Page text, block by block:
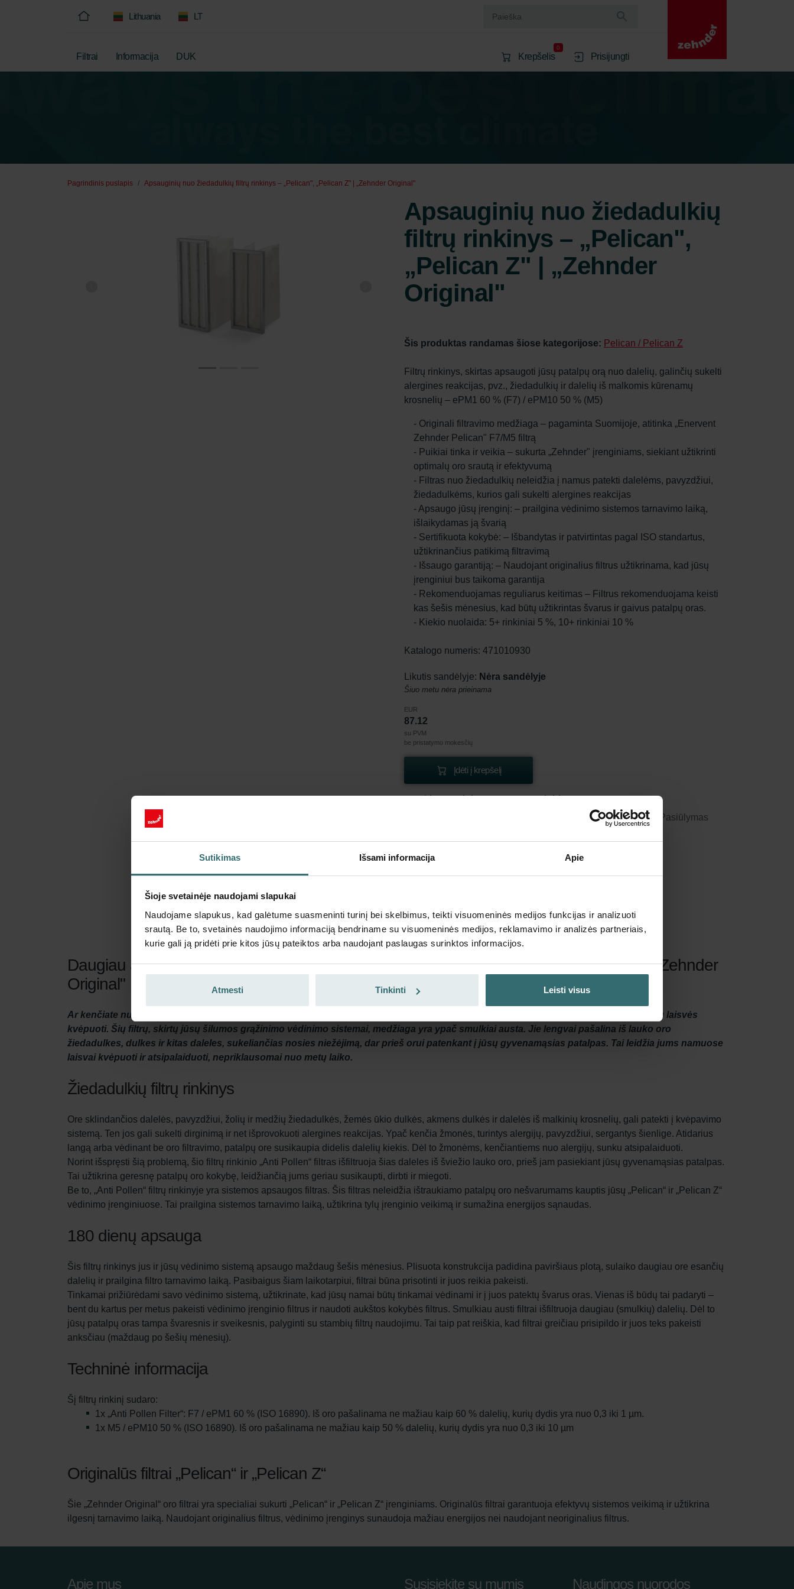
Sutikimas Išsami informacija Apie
Šioje svetainėje naudojami slapukai
Naudojame slapukus, kad galėtume suasmeninti turinį bei skelbimus, teikti visuomeninės medijos funkcijas ir analizuoti
srautą. Be to, svetainės naudojimo informaciją bendriname su visuomeninės medijos, reklamavimo ir analizės partneriais,
kurie gali ją pridėti prie kitos jūsų pateiktos arba naudojant paslaugas surinktos informacijos.
Atmesti Tinkinti Leisti visus
Lithuania LT
Filtrai Informacija DUK Krepšelis
0
Prisijungti
Pagrindinis puslapis Apsauginių nuo žiedadulkių filtrų rinkinys – „Pelican", „Pelican Z" | „Zehnder Original"
Apsauginių nuo žiedadulkių
filtrų rinkinys – „Pelican",
„Pelican Z" | „Zehnder
Original"
Šis produktas randamas šiose kategorijose: Pelican / Pelican Z
Filtrų rinkinys, skirtas apsaugoti jūsų patalpų orą nuo dalelių, galinčių sukelti
alergines reakcijas, pvz., žiedadulkių ir dalelių iš malkomis kūrenamų
krosnelių – ePM1 60 % (F7) / ePM10 50 % (M5)
- Originali filtravimo medžiaga – pagaminta Suomijoje, atitinka „Enervent
Zehnder Pelican" F7/M5 filtrą
- Puikiai tinka ir veikia – sukurta „Zehnder" įrenginiams, siekiant užtikrinti
optimalų oro srautą ir efektyvumą
- Filtras nuo žiedadulkių neleidžia į namus patekti dalelėms, pavyzdžiui,
žiedadulkėms, kurios gali sukelti alergines reakcijas
- Apsaugo jūsų įrenginį: – prailgina vėdinimo sistemos tarnavimo laiką,
išlaikydamas ją švarią
- Sertifikuota kokybė: – Išbandytas ir patvirtintas pagal ISO standartus,
užtikrinančius patikimą filtravimą
- Išsaugo garantiją: – Naudojant originalius filtrus užtikrinama, kad jūsų
įrenginiui bus taikoma garantija
- Rekomenduojamas reguliarus keitimas – Filtrus rekomenduojama keisti
kas šešis mėnesius, kad būtų užtikrintas švarus ir gaivus patalpų oras.
- Kiekio nuolaida: 5+ rinkiniai 5 %, 10+ rinkiniai 10 %
Katalogo numeris: 471010930
Likutis sandėlyje: Nėra sandėlyje
Šiuo metu nėra prieinama
EUR
87.12
su PVM
be pristatymo mokesčių
Įdėti į krepšelį
Gaukite produktą su 15% nuolaida
Prenumeruokite ir užsisakykite automatiškai bei periodiškai! (Pasiūlymas
74.05
su PVM
Prenumeruoti
Daugiau apie mūsų Apsauginių nuo žiedadulkių filtrų rinkinys – „Pelican", „Pelican Z" | „Zehnder
Original"
Ar kenčiate nuo kvėpavimo takų alergijos? Nesvarbu, ar ji sezoninė (šienligė), ar trunkanti visus metus, šie filtrai suteiks jums daugiau laisvės
kvėpuoti. Šių filtrų, skirtų jūsų šilumos grąžinimo vėdinimo sistemai, medžiaga yra ypač smulkiai austa. Jie lengvai pašalina iš lauko oro
žiedadulkes, dulkes ir kitas daleles, sukeliančias nosies niežėjimą, dar prieš orui patenkant į jūsų gyvenamąsias patalpas. Tai leidžia jums namuose
laisvai kvėpuoti ir atsipalaiduoti, nepriklausomai nuo metų laiko.
Žiedadulkių filtrų rinkinys
Ore sklindančios dalelės, pavyzdžiui, žolių ir medžių žiedadulkės, žemės ūkio dulkės, akmens dulkės ir dalelės iš malkinių krosnelių, gali patekti į kvėpavimo
sistemą. Ten jos gali sukelti dirginimą ir net išprovokuoti alergines reakcijas. Ypač kenčia žmonės, turintys alergijų, pavyzdžiui, sergantys šienlige. Atidarius
langą arba vėdinant be oro filtravimo, patalpų ore susikaupia didelis dalelių kiekis. Dėl to žmonėms, kenčiantiems nuo alergijų, sunku atsipalaiduoti.
Norint išspręsti šią problemą, šio filtrų rinkinio „Anti Pollen“ filtras išfiltruoja šias daleles iš šviežio lauko oro, prieš jam pasiekiant jūsų gyvenamąsias patalpas.
Tai užtikrina geresnę patalpų oro kokybę, leidžiančią jums geriau susikaupti, dirbti ir miegoti.
Be to, „Anti Pollen“ filtrų rinkinyje yra sistemos apsaugos filtras. Šis filtras neleidžia ištraukiamo patalpų oro nešvarumams kauptis jūsų „Pelican“ ir „Pelican Z“
vėdinimo įrenginiuose. Tai prailgina sistemos tarnavimo laiką, užtikrina tylų įrenginio veikimą ir sumažina energijos sąnaudas.
180 dienų apsauga
Šis filtrų rinkinys jus ir jūsų vėdinimo sistemą apsaugo maždaug šešis mėnesius. Plisuota konstrukcija padidina paviršiaus plotą, sulaiko daugiau ore esančių
dalelių ir prailgina filtro tarnavimo laiką. Pasibaigus šiam laikotarpiui, filtrai būna prisotinti ir juos reikia pakeisti.
Tinkamai prižiūrėdami savo vėdinimo sistemą, užtikrinate, kad jūsų namai būtų tinkamai vėdinami ir į juos patektų švarus oras. Vienas iš būdų tai padaryti –
bent du kartus per metus pakeisti vėdinimo įrenginio filtrus ir naudoti aukštos kokybės filtrus. Smulkiau austi filtrai išfiltruoja daugiau (smulkių) dalelių. Dėl to
jūsų patalpų oras tampa švaresnis ir sveikesnis, palyginti su stambių filtrų naudojimu. Tai taip pat reiškia, kad filtrai greičiau prisipildo ir juos teks pakeisti
anksčiau (maždaug po šešių mėnesių).
Techninė informacija
Šį filtrų rinkinį sudaro:
1x „Anti Pollen Filter“: F7 / ePM1 60 % (ISO 16890). Iš oro pašalinama ne mažiau kaip 60 % dalelių, kurių dydis yra nuo 0,3 iki 1 µm.
1x M5 / ePM10 50 % (ISO 16890). Iš oro pašalinama ne mažiau kaip 50 % dalelių, kurių dydis yra nuo 0,3 iki 10 µm
Originalūs filtrai „Pelican“ ir „Pelican Z“
Šie „Zehnder Original“ oro filtrai yra specialiai sukurti „Pelican“ ir „Pelican Z“ įrenginiams. Originalūs filtrai garantuoja efektyvų sistemos veikimą ir užtikrina
ilgesnį tarnavimo laiką. Naudojant originalius filtrus, vėdinimo įrenginys sunaudoja mažiau energijos nei naudojant neoriginalius filtrus.
Apie mus Susisiekite su mumis Naudingos nuorodos